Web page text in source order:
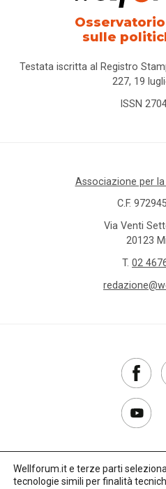
sulle
Testata iscritta al Registro
227, 19
ISSN
Associazione per
C.F.
Via Venti
20123
T. 02
Wellforum.it e terze parti
tecnologie simili per finalità